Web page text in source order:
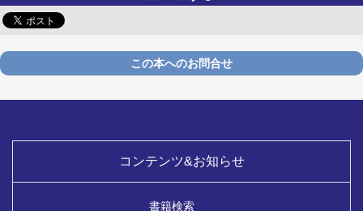
この本へのお問合せ
コンテンツ&お知らせ
書籍検索